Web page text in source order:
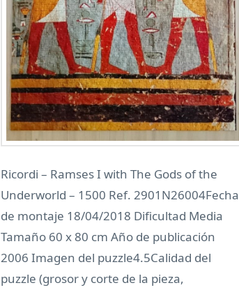
Ricordi – Ramses I with The Gods of the
Underworld – 1500 Ref. 2901N26004Fecha
de montaje 18/04/2018 Dificultad Media
Tamaño 60 x 80 cm Año de publicación
2006 Imagen del puzzle4.5Calidad del
puzzle (grosor y corte de la pieza,